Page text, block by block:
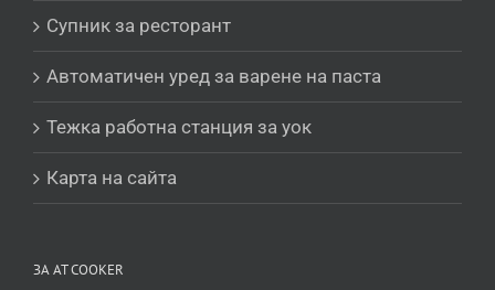
Супник за ресторант
Автоматичен уред за варене на паста
Тежка работна станция за уок
Карта на сайта
ЗА AT COOKER
Tagalog
Кыргызча
O‘zbekcha